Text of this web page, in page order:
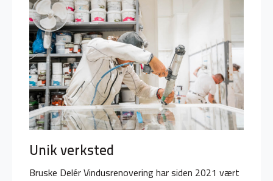
Unik verksted
Bruske Delér Vindusrenovering har siden 2021 vært